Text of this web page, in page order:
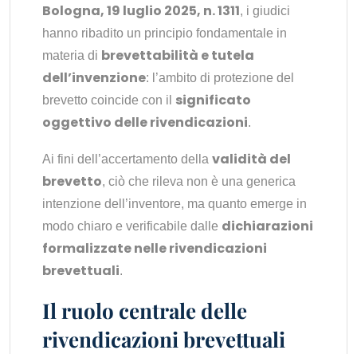
Bologna, 19 luglio 2025, n. 1311, i giudici
hanno ribadito un principio fondamentale in
materia di brevettabilità e tutela
dell’invenzione: l’ambito di protezione del
brevetto coincide con il significato
oggettivo delle rivendicazioni.
Ai fini dell’accertamento della validità del
brevetto, ciò che rileva non è una generica
intenzione dell’inventore, ma quanto emerge in
modo chiaro e verificabile dalle dichiarazioni
formalizzate nelle rivendicazioni
brevettuali.
Il ruolo centrale delle
rivendicazioni brevettuali